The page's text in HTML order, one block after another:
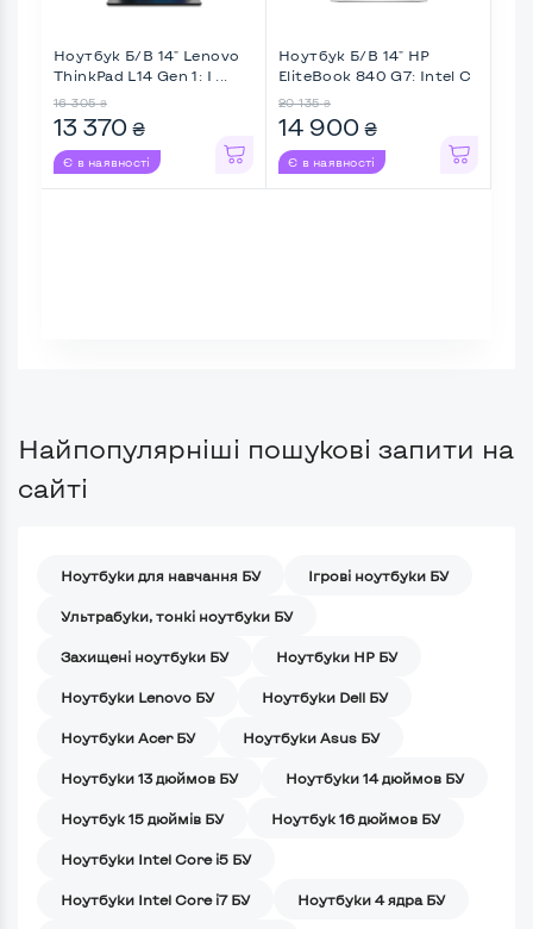
Ноутбук Б/В 14" Lenovo
ThinkPad L14 Gen 1: I ...
16 305 ₴
13 370 ₴
Є в наявності
Ноутбук Б/В 14" HP
EliteBook 840 G7: Intel C
20 135 ₴
14 900 ₴
Є в наявності
Найпопулярніші пошукові запити на
сайті
Ноутбуки для навчання БУ Iгрові ноутбуки БУ
Ультрабуки, тонкі ноутбуки БУ
Захищені ноутбуки БУ Ноутбуки HP БУ
Ноутбуки Lenovo БУ Ноутбуки Dell БУ
Ноутбуки Acer БУ Ноутбуки Asus БУ
Ноутбуки 13 дюймов БУ Ноутбуки 14 дюймов БУ
Ноутбук 15 дюймів БУ Ноутбук 16 дюймов БУ
Ноутбуки Intel Core i5 БУ
Ноутбуки Intel Core i7 БУ Ноутбуки 4 ядра БУ